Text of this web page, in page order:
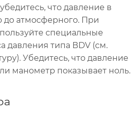
что давление в
атмосферного. При
специальные
давления типа ВDV (см.
Убедитесь, что давление
манометр показывает ноль.